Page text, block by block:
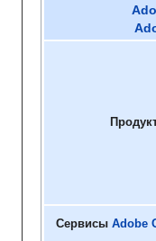
СервисыAdobe